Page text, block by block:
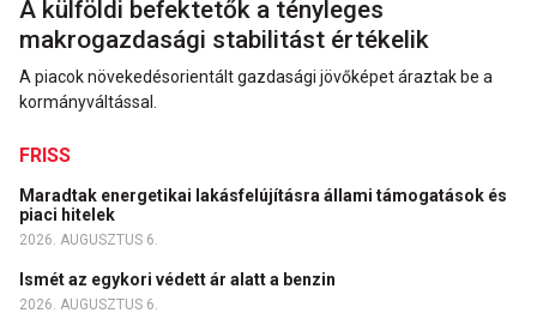
A külföldi befektetők a tényleges
makrogazdasági stabilitást értékelik
A piacok növekedésorientált gazdasági jövőképet áraztak be a
kormányváltással.
FRISS
Maradtak energetikai lakásfelújításra állami támogatások és
piaci hitelek
2026. AUGUSZTUS 6.
Ismét az egykori védett ár alatt a benzin
2026. AUGUSZTUS 6.